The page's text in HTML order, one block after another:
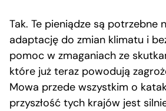
Tak. Te pieniądze są potrzebne
adaptację do zmian klimatu i
pomoc w zmaganiach ze
które już teraz powodują
Mowa przede wszystkim o
przyszłość tych krajów jest